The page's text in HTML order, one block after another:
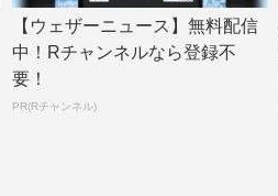
【ウェザーニュース】無料配信
中！Rチャンネルなら登録不
要！
PR(Rチャンネル)